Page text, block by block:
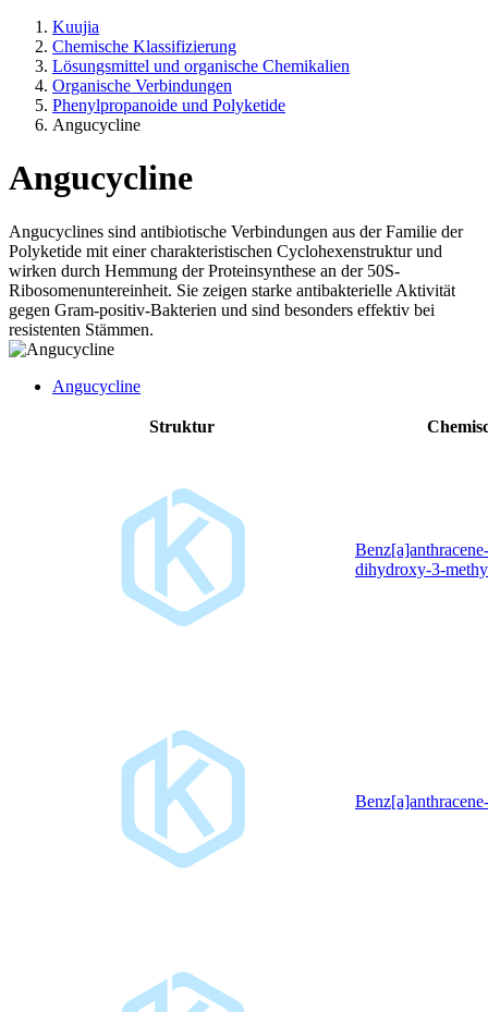
Kuujia
Chemische Klassifizierung
Lösungsmittel und organische Chemikalien
Organische Verbindungen
Phenylpropanoide und Polyketide
Angucycline
Angucycline
Angucyclines sind antibiotische Verbindungen aus der Familie der
Polyketide mit einer charakteristischen Cyclohexenstruktur und
wirken durch Hemmung der Proteinsynthese an der 50S-
Ribosomenuntereinheit. Sie zeigen starke antibakterielle Aktivität
gegen Gram-positiv-Bakterien und sind besonders effektiv bei
resistenten Stämmen.
Angucycline
Struktur
dihydroxy-3-